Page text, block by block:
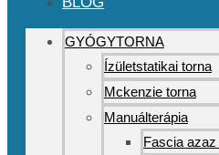
GYÓGYTORNA
Ízületstatikai torna
Mckenzie torna
Manuálterápia
Fascia